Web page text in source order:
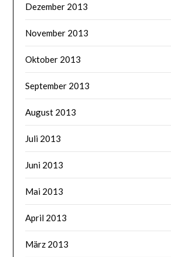
Dezember 2013
November 2013
Oktober 2013
September 2013
August 2013
Juli 2013
Juni 2013
Mai 2013
April 2013
März 2013